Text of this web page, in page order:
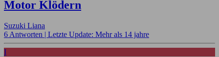
Motor Klödern
Suzuki Liana
6 Antworten | Letzte Update: Mehr als 14 jahre
I